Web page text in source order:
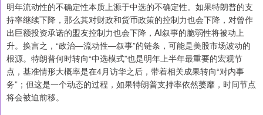
明年流动性的不确定性本质上源于中选的不确定性。如果特朗普的支
持率继续下降，那么其对财政和货币政策的控制力也会下降，对曾作
出巨额投资承诺的盟友控制力也会下降，AI叙事的脆弱性将被动上
升。换言之，“政治—流动性—叙事”的链条，可能是美股市场波动的
根源。特朗普何时转向“中选模式”也是明年上半年最重要的宏观节
点，基准情形大概率是在4月访华之后，带着相关成果转向“对内事
务”；但这是一个动态的过程，如果特朗普支持率依然萎靡，时间节点
将会被迫前移。